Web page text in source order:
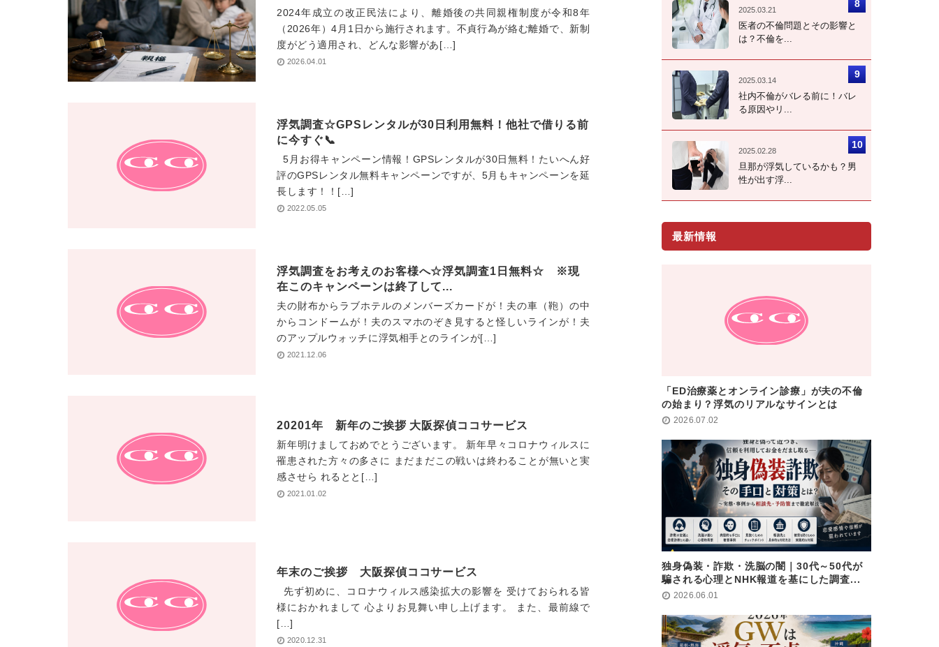
2024年成立の改正民法により、離婚後の共同親権制度が令和8年
（2026年）4月1日から施行されます。不貞行為が絡む離婚で、新制
度がどう適用され、どんな影響があ[…]
2026.04.01
浮気調査☆GPSレンタルが30日利用無料！他社で借りる前
に今すぐ📞
5月お得キャンペーン情報！GPSレンタルが30日無料！たいへん好
評のGPSレンタル無料キャンペーンですが、5月もキャンペーンを延
長します！！[…]
2022.05.05
浮気調査をお考えのお客様へ☆浮気調査1日無料☆ ※現
在このキャンペーンは終了して...
夫の財布からラブホテルのメンバーズカードが！夫の車（鞄）の中
からコンドームが！夫のスマホのぞき見すると怪しいラインが！夫
のアップルウォッチに浮気相手とのラインが[…]
2021.12.06
20201年 新年のご挨拶 大阪探偵ココサービス
新年明けましておめでとうございます。 新年早々コロナウィルスに
罹患された方々の多さに まだまだこの戦いは終わることが無いと実
感させら れるとと[…]
2021.01.02
年末のご挨拶 大阪探偵ココサービス
先ず初めに、コロナウィルス感染拡大の影響を 受けておられる皆
様におかれまして 心よりお見舞い申し上げます。 また、最前線で
[…]
2020.12.31
2025.03.21
医者の不倫問題とその影響と
は？不倫を...
2025.03.14
社内不倫がバレる前に！バレ
る原因やリ...
2025.02.28
旦那が浮気しているかも？男
性が出す浮...
最新情報
「ED治療薬とオンライン診療」が夫の不倫
の始まり？浮気のリアルなサインとは
2026.07.02
独身偽装・詐欺・洗脳の闇｜30代～50代が
騙される心理とNHK報道を基にした調査...
2026.06.01